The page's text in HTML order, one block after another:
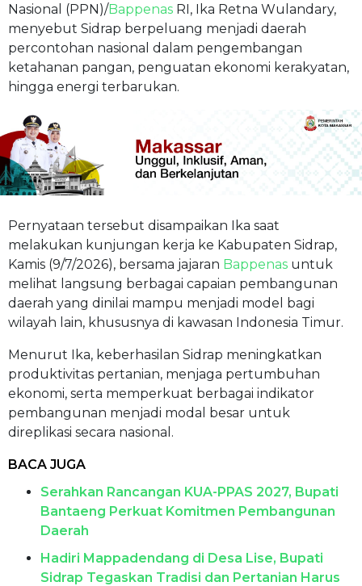
Nasional (PPN)/Bappenas RI, Ika Retna Wulandary,
menyebut Sidrap berpeluang menjadi daerah
percontohan nasional dalam pengembangan
ketahanan pangan, penguatan ekonomi kerakyatan,
hingga energi terbarukan.
Pernyataan tersebut disampaikan Ika saat
melakukan kunjungan kerja ke Kabupaten Sidrap,
Kamis (9/7/2026), bersama jajaran Bappenas untuk
melihat langsung berbagai capaian pembangunan
daerah yang dinilai mampu menjadi model bagi
wilayah lain, khususnya di kawasan Indonesia Timur.
Menurut Ika, keberhasilan Sidrap meningkatkan
produktivitas pertanian, menjaga pertumbuhan
ekonomi, serta memperkuat berbagai indikator
pembangunan menjadi modal besar untuk
direplikasi secara nasional.
BACA JUGA
Serahkan Rancangan KUA-PPAS 2027, Bupati
Bantaeng Perkuat Komitmen Pembangunan
Daerah
Hadiri Mappadendang di Desa Lise, Bupati
Sidrap Tegaskan Tradisi dan Pertanian Harus